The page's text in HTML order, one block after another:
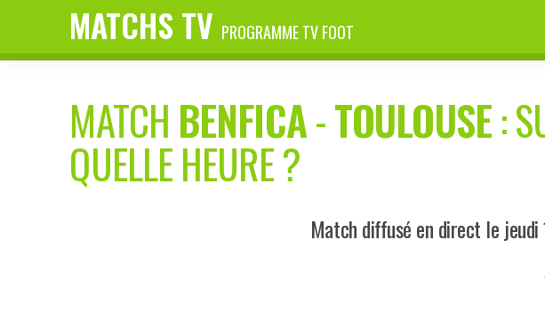
MATCHS TV PROGRAMME TV FOOT
MATCH BENFICA-TOULOUSE:
QUELLE HEURE ?
Match diffusé en direct le